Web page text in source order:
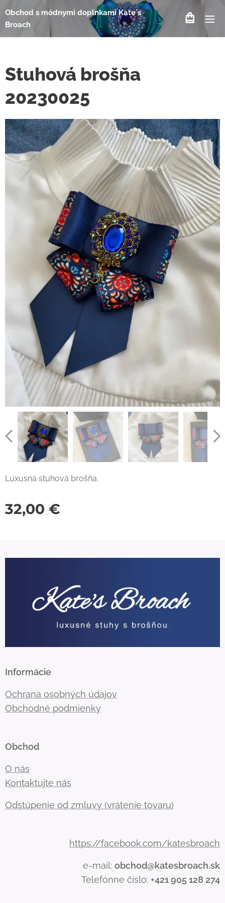
Obchod s módnymi doplnkami Kate´s
Broach
Stuhová brošňa
20230025
Luxusná stuhová brošňa.
32,00 €
Informácie
Ochrana osobných údajov
Obchodné podmienky
Obchod
O nás
Kontaktujte nás
Odstúpenie od zmluvy (vrátenie tovaru)
https://facebook.com/katesbroach
e-mail: obchod@katesbroach.sk
Telefónne číslo: +421 905 128 274